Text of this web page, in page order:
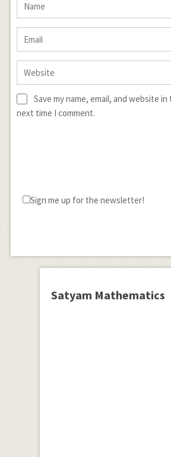
Save my name, email, and website
next time I comment.
Sign me up for the newsletter!
Satyam Mathematics